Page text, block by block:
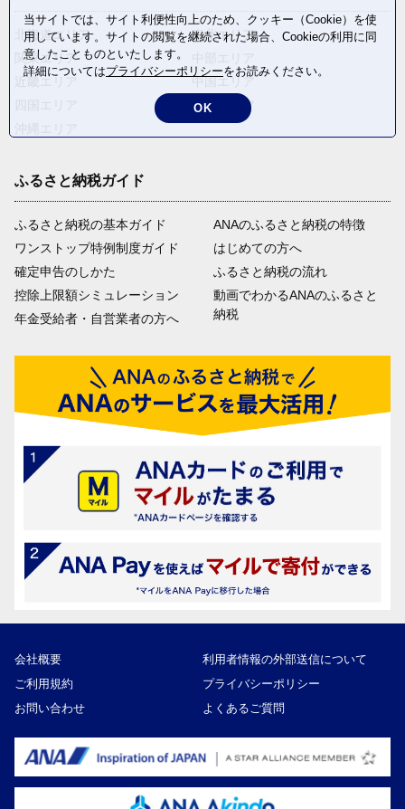
北海道エリア
関東エリア
近畿エリア
東北エリア
中国エリア
九州エリア
ふるさと納税ガイド
ふるさと納税の基本ガイド
ワンストップ特例制度ガイド
確定申告のしかた
控除上限額シミュレーション
年金受給者・自営業者の方へ
ANAのふるさと納税の特徴
はじめての方へ
ふるさと納税の流れ
動画でわかるANAのふるさと
納税
会社概要
利用者情報の外部送信について
ご利用規約
プライバシーポリシー
お問い合わせ
よくあるご質問
当サイトでは、サイト利便性向上のため、クッキー（Cookie）を使
用しています。サイトの閲覧を継続された場合、Cookieの利用に同
意したことものといたします。
詳細についてはプライバシーポリシーをお読みください。
OK